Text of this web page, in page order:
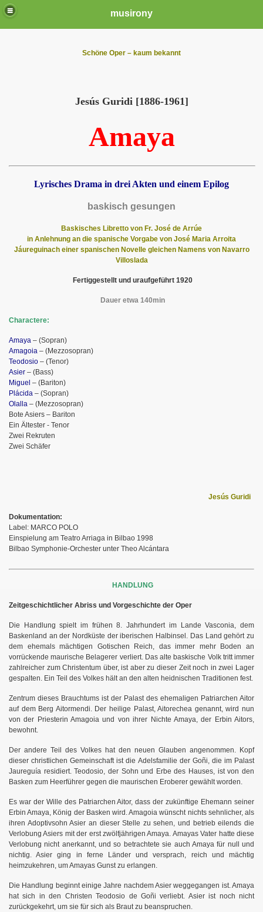
musirony
Schöne Oper – kaum bekannt
Jesús Guridi [1886-1961]
Amaya
Lyrisches Drama in drei Akten und einem Epilog
baskisch gesungen
Baskisches Libretto von Fr. José de Arrúe
in Anlehnung an die spanische Vorgabe von José Maria Arroita
Jáureguinach einer spanischen Novelle gleichen Namens von Navarro
Villoslada
Fertiggestellt und uraufgeführt 1920
Dauer etwa 140min
Charactere:
Amaya – (Sopran)
Amagoia – (Mezzosopran)
Teodosio – (Tenor)
Asier – (Bass)
Miguel – (Bariton)
Plácida – (Sopran)
Olalla – (Mezzosopran)
Bote Asiers – Bariton
Ein Ältester - Tenor
Zwei Rekruten
Zwei Schäfer
Jesús Guridi
Dokumentation:
Label: MARCO POLO
Einspielung am Teatro Arriaga in Bilbao 1998
Bilbao Symphonie-Orchester unter Theo Alcántara
HANDLUNG
Zeitgeschichtlicher Abriss und Vorgeschichte der Oper
Die Handlung spielt im frühen 8. Jahrhundert im Lande Vasconia, dem
Baskenland an der Nordküste der iberischen Halbinsel. Das Land gehört zu
dem ehemals mächtigen Gotischen Reich, das immer mehr Boden an
vorrückende maurische Belagerer verliert. Das alte baskische Volk tritt immer
zahlreicher zum Christentum über, ist aber zu dieser Zeit noch in zwei Lager
gespalten. Ein Teil des Volkes hält an den alten heidnischen Traditionen fest.
Zentrum dieses Brauchtums ist der Palast des ehemaligen Patriarchen Aitor
auf dem Berg Aitormendi. Der heilige Palast, Aitorechea genannt, wird nun
von der Priesterin Amagoia und von ihrer Nichte Amaya, der Erbin Aitors,
bewohnt.
Der andere Teil des Volkes hat den neuen Glauben angenommen. Kopf
dieser christlichen Gemeinschaft ist die Adelsfamilie der Goñi, die im Palast
Jaureguía residiert. Teodosio, der Sohn und Erbe des Hauses, ist von den
Basken zum Heerführer gegen die maurischen Eroberer gewählt worden.
Es war der Wille des Patriarchen Aitor, dass der zukünftige Ehemann seiner
Erbin Amaya, König der Basken wird. Amagoia wünscht nichts sehnlicher, als
ihren Adoptivsohn Asier an dieser Stelle zu sehen, und betrieb eilends die
Verlobung Asiers mit der erst zwölfjährigen Amaya. Amayas Vater hatte diese
Verlobung nicht anerkannt, und so betrachtete sie auch Amaya für null und
nichtig. Asier ging in ferne Länder und versprach, reich und mächtig
heimzukehren, um Amayas Gunst zu erlangen.
Die Handlung beginnt einige Jahre nachdem Asier weggegangen ist. Amaya
hat sich in den Christen Teodosio de Goñi verliebt. Asier ist noch nicht
zurückgekehrt, um sie für sich als Braut zu beanspruchen.